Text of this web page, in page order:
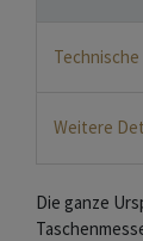
Weitere
Die ganze